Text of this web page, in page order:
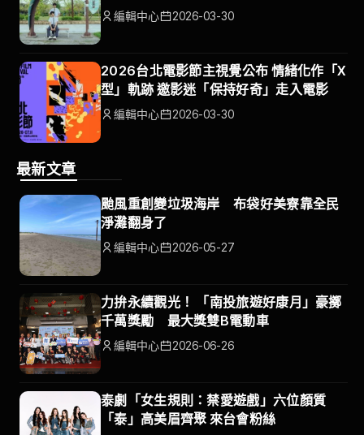
編輯中心 2026-03-30
2026台北電影節主視覺公布 情緒化作「X
型」軌跡 邀影迷「保持好奇」走入電影
編輯中心 2026-03-30
最新文章
颱風重創變垃圾海岸 布袋好美寮靠全民
淨灘翻身了
編輯中心 2026-05-27
力拚永續觀光！ 「南投旅遊好康月」豪擲
千萬獎勵 最大獎雙B電動車
編輯中心 2026-06-26
泰劇「女生規則：禁愛遊戲」六位顏質
「泰」高美眉齊聚 來台會粉絲